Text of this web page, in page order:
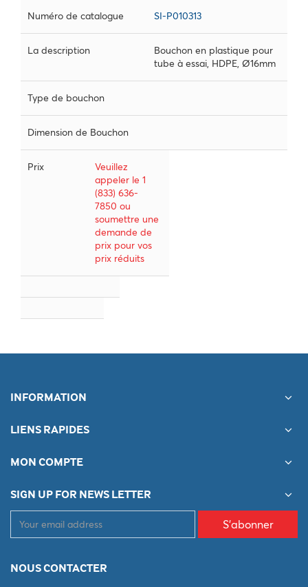
Numéro de catalogue SI-P010313
La description
Bouchon en plastique pour
tube à essai, HDPE, Ø16mm
Type de bouchon
Dimension de Bouchon
Prix
Veuillez
appeler le 1
(833) 636-
7850 ou
soumettre une
demande de
prix pour vos
prix réduits
INFORMATION
LIENS RAPIDES
MON COMPTE
SIGN UP FOR NEWS LETTER
S'abonner
NOUS CONTACTER